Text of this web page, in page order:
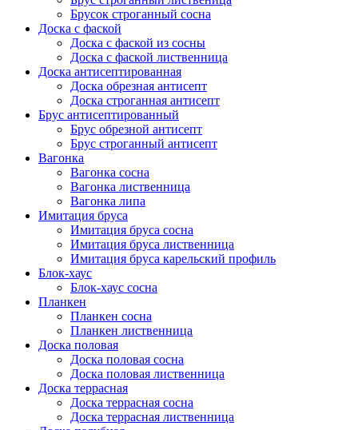
Брусок строганный сосна
Доска с фаской
Доска с фаской из сосны
Доска с фаской лиственница
Доска антисептированная
Доска обрезная антисепт
Доска строганная антисепт
Брус антисептированный
Брус обрезной антисепт
Брус строганный антисепт
Вагонка
Вагонка сосна
Вагонка лиственница
Вагонка липа
Имитация бруса
Имитация бруса сосна
Имитация бруса лиственница
Имитация бруса карельский профиль
Блок-хаус
Блок-хаус сосна
Планкен
Планкен сосна
Планкен лиственница
Доска половая
Доска половая сосна
Доска половая лиственница
Доска террасная
Доска террасная сосна
Доска террасная лиственница